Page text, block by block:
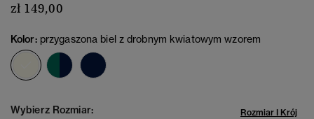
zł 149,00
Kolor: przygaszona biel z drobnym kwiatowym wzorem
wybrano
Wybierz Rozmiar: Rozmiar I Krój